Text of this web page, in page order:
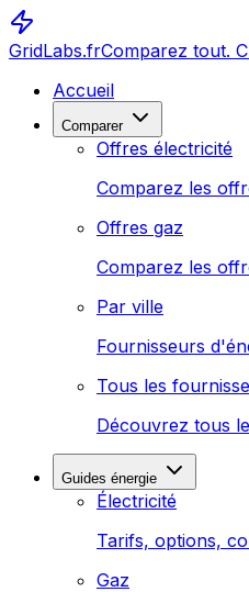
GridLabs.frComparez tout.
Accueil
Comparer
Offres électricité
Comparez les
Offres gaz
Comparez les
Par ville
Fournisseurs
Tous les
Découvrez tous
Guides énergie
Électricité
Tarifs, options,
Gaz